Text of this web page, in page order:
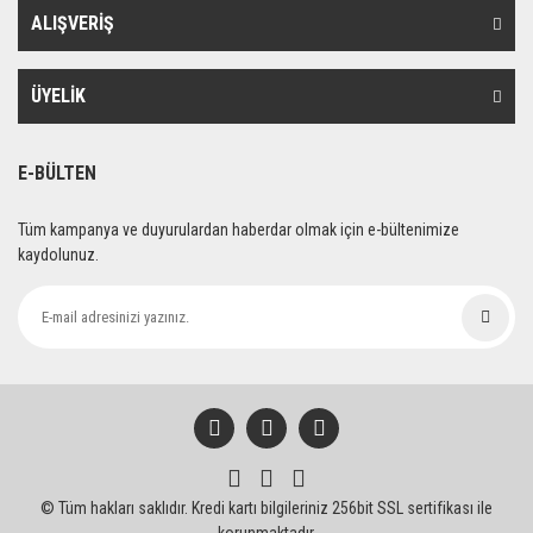
Ürün bilgilerinde hatalar bulunuyor.
Ürün fiyatı diğer sitelerden daha pahalı.
Bu ürüne benzer farklı alternatifler olmalı.
ALIŞVERİŞ
ÜYELİK
E-BÜLTEN
Tüm kampanya ve duyurulardan haberdar olmak için e-bültenimize
kaydolunuz.
© Tüm hakları saklıdır. Kredi kartı bilgileriniz 256bit SSL sertifikası ile